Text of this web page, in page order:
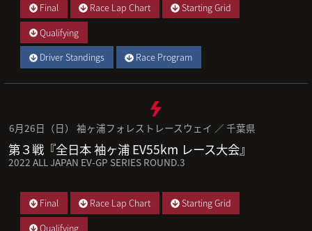
Final Race Lap Chart
Starting Grid
Qualifying
Driver Standings
Race Program
6月26日（日） 袖ヶ浦フォレストレースウェイ ／ 千葉県
第３戦『全日本 袖ヶ浦 EV55km レース大会』
2022 ALL JAPAN EV-GP SERIES ROUND.3
Final Race Lap Chart
Starting Grid
Qualifying